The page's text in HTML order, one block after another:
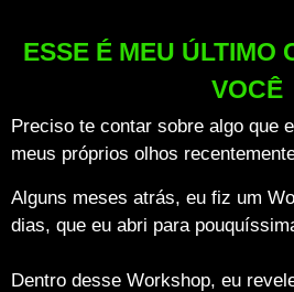
ESSE É MEU ÚLTIMO
VOCÊ
Preciso te contar sobre algo que
meus próprios olhos
Alguns meses atrás, eu fiz um
dias, que eu abri para
Dentro desse Workshop, eu